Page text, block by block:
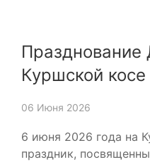
Празднование
Куршской косе
06 Июня 2026
6 июня 2026 года на
праздник,